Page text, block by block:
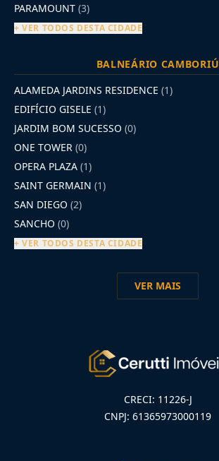
PARAMOUNT (3)
+ VER TODOS DESTA CIDADE
BALNEÁRIO CAMBORIÚ
ALAMEDA JARDINS RESIDENCE (1)
EDIFÍCIO GISELE (1)
JARDIM BOM SUCESSO (0)
ONE TOWER (0)
OPERA PLAZA (1)
SAINT GERMAIN (1)
SAN DIEGO (2)
SANCHO (0)
+ VER TODOS DESTA CIDADE
VER MAIS
CRECI: 11226-J
CNPJ: 61365973000119